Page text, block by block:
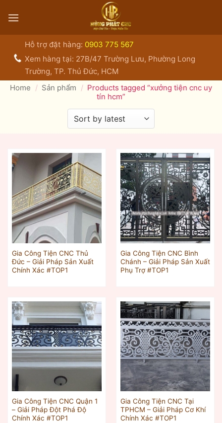
qua
Hỗ trợ đặt hàng: 0903 775 567
Xem hàng tại: 27B/47 Trường Lưu, Phường Long
Trường, TP. Thủ Đức, HCM
Home / Sản phẩm / Products tagged “xưởng tiện cnc uy
tín hcm”
Gia Công Tiện CNC Thủ
Đức – Giải Pháp Sản Xuất
Chính Xác #TOP1
Gia Công Tiện CNC Bình
Chánh – Giải Pháp Sản Xuất
Phụ Trợ #TOP1
Gia Công Tiện CNC Quận 1
– Giải Pháp Đột Phá Độ
Chính Xác #TOP1
Gia Công Tiện CNC Tại
TPHCM – Giải Pháp Cơ Khí
Chính Xác #TOP1